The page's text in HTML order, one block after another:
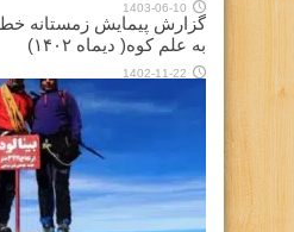
1403-06-10
گزارش پیمایش زمستانه
به علم کوه( دیماه ۱۴۰۲)
1402-11-22